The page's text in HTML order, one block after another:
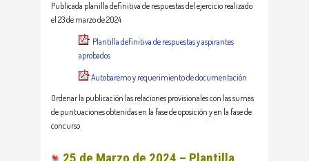
Publicada planilla definitiva de respuestas del ejercicio realizado
el 23 de marzo de 2024
Plantilla definitiva de respuestas y aspirantes
aprobados
Autobaremo y requerimiento de documentación
Ordenar la publicación las relaciones provisionales con las sumas
de puntuaciones obtenidas en la fase de oposición y en la fase de
concurso